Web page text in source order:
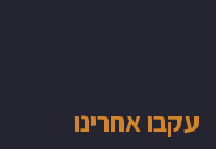
עקבו אחרינו